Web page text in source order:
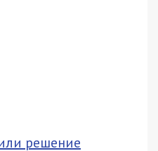
решение